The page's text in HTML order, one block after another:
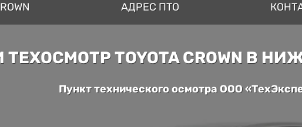
АДРЕС ПТО
TOYOTA CROWN В
Пункт технического осмотра ООО